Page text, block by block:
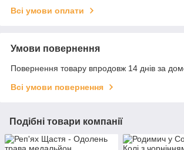
Всі умови оплати
Умови повернення
Повернення товару впродовж 14 днів за
Всі умови повернення
Подібні товари компанії